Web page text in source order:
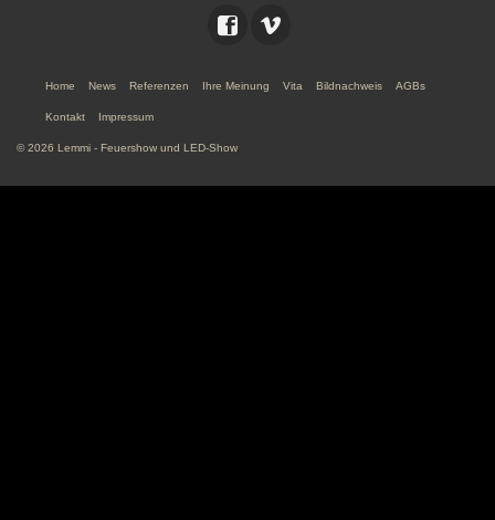
Home News Referenzen Ihre Meinung Vita Bildnachweis AGBs
Kontakt Impressum
© 2026 Lemmi - Feuershow und LED-Show